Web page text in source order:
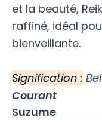
et la beauté,
raffiné, idéal
bienveillante.
Signification :
Courant
Suzume